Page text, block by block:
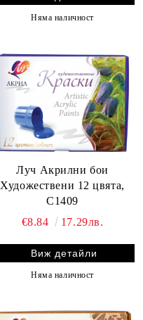
Няма наличност
Луч Акрилни бои
Художествени 12 цвята,
С1409
€8.84
17.29лв.
Виж детайли
Няма наличност